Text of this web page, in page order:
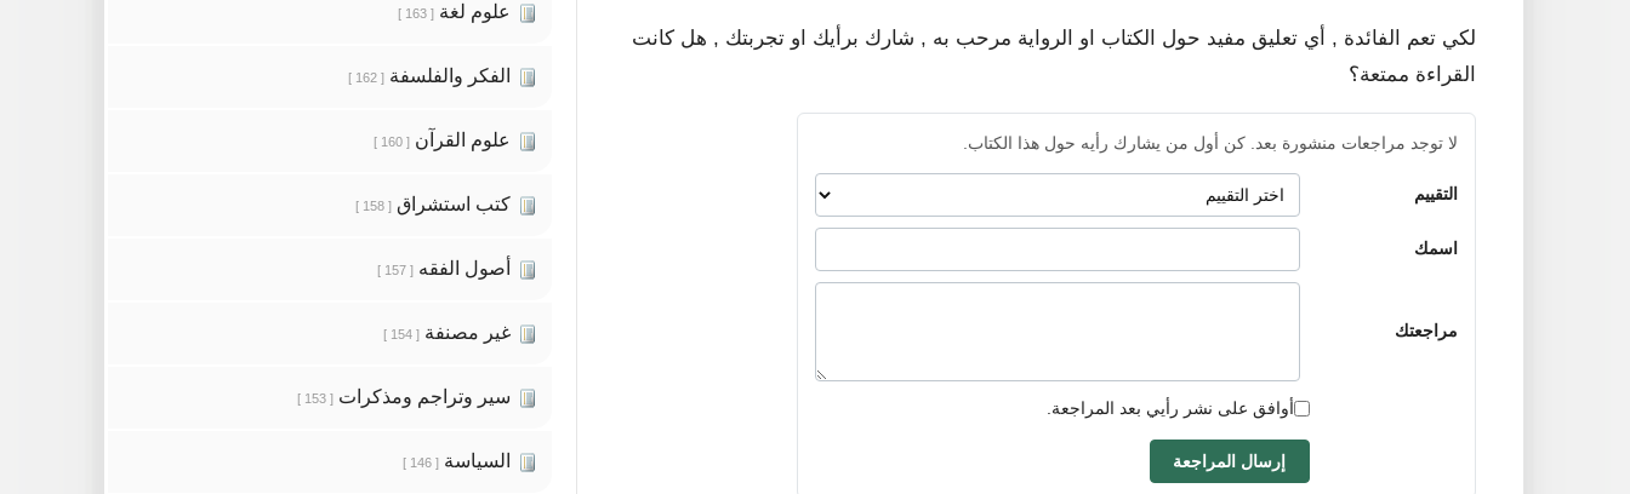
لكي تعم الفائدة , أي تعليق مفيد حول الكتاب او الرواية مرحب به , شارك برأيك او تجربتك , هل كانت
القراءة ممتعة؟
لا توجد مراجعات منشورة بعد. كن أول من يشارك رأيه حول هذا الكتاب.
التقييم
اسمك
مراجعتك
أوافق على نشر رأيي بعد المراجعة.
إرسال المراجعة
علوم لغة [ 163 ]
الفكر والفلسفة [ 162 ]
علوم القرآن [ 160 ]
كتب استشراق [ 158 ]
أصول الفقه [ 157 ]
غير مصنفة [ 154 ]
سير وتراجم ومذكرات [ 153 ]
السياسة [ 146 ]